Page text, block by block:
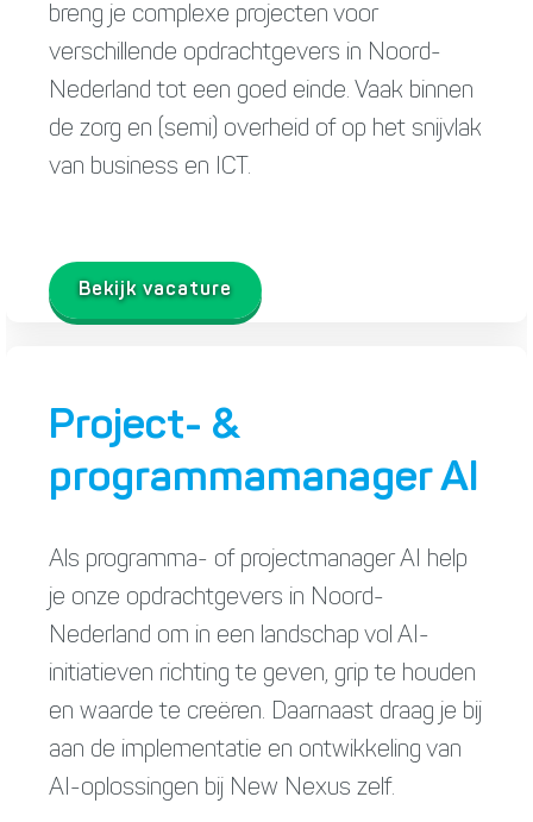
breng je complexe projecten voor
verschillende opdrachtgevers in Noord-
Nederland tot een goed einde. Vaak binnen
de zorg en (semi) overheid of op het snijvlak
van business en ICT.
Bekijk vacature
Project- &
programmamanager AI
Als programma- of projectmanager AI help
je onze opdrachtgevers in Noord-
Nederland om in een landschap vol AI-
initiatieven richting te geven, grip te houden
en waarde te creëren. Daarnaast draag je bij
aan de implementatie en ontwikkeling van
AI-oplossingen bij New Nexus zelf.